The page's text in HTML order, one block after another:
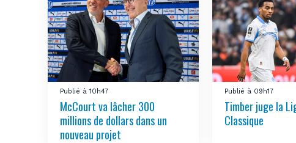
Publié à 10h47
McCourt va lâcher 300
millions de dollars dans un
nouveau projet
Publié à 09h17
Timber juge la
Classique